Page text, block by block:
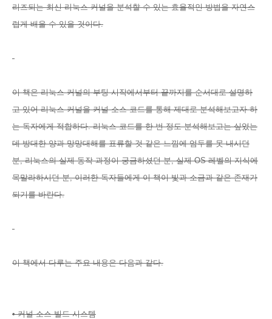
리즈되는 최신 리눅스 커널을 분석할 수 있는 효율적인 방법을 자연스
럽게 배울 수 있을 것이다.
이 책은 리눅스 커널의 부팅 시작에서부터 끝까지를 순서대로 설명하
고 있어 리눅스 커널을 커널 소스 코드를 통해 제대로 분석해보고자 하
는 독자에게 적합하다. 리눅스 코드를 한 번 정도 분석해보고는 싶었는
데 방대한 양과 망망대해를 표류할 것 같은 느낌에 엄두를 못 내시던
분, 리눅스의 실제 동작 과정이 궁금하셨던 분, 실제 OS 레벨의 지식에
목말라하시던 분, 이러한 독자들에게 이 책이 빛과 소금과 같은 존재가
되기를 바란다.
이 책에서 다루는 주요 내용은 다음과 같다.
• 커널 소스 빌드 시스템